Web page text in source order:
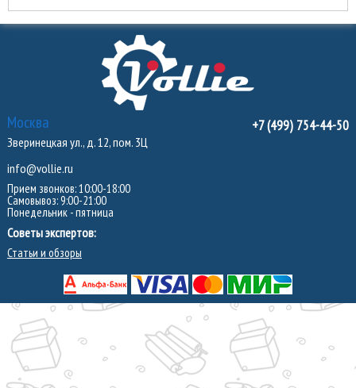
Москва
Зверинецкая ул., д. 12, пом. 3Ц
info@vollie.ru
Прием звонков: 10:00-18:00
Самовывоз: 9:00-21:00
Понедельник - пятница
Советы экспертов:
Статьи и обзоры
+7 (499) 754-44-50